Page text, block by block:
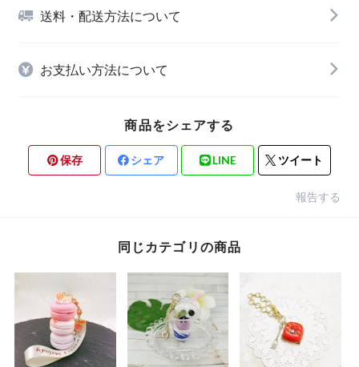
送料・配送方法について
お支払い方法について
商品をシェアする
保存 シェア LINE ツイート
報告する
同じカテゴリの商品